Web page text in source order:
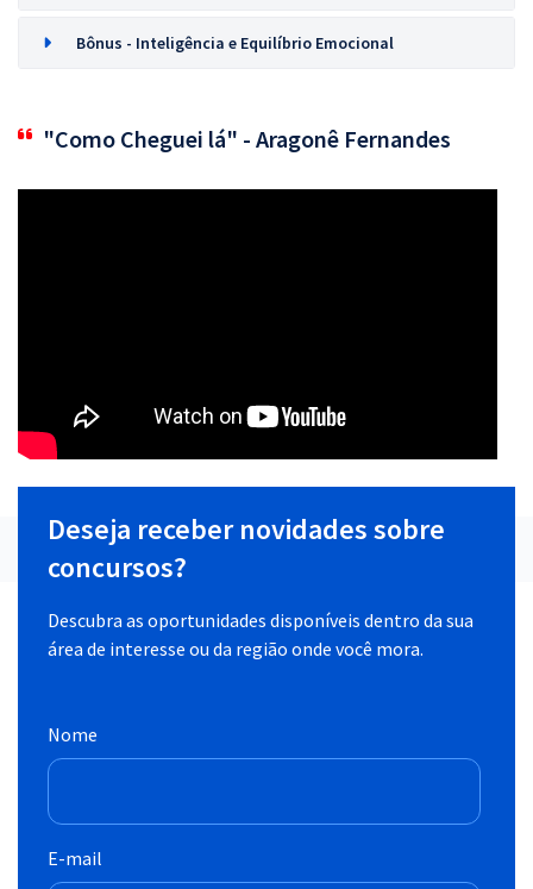
Bônus - Inteligência e Equilíbrio Emocional
"Como Cheguei lá" - Aragonê Fernandes
Deseja receber novidades sobre
concursos?
Descubra as oportunidades disponíveis dentro da sua
área de interesse ou da região onde você mora.
Nome
E-mail